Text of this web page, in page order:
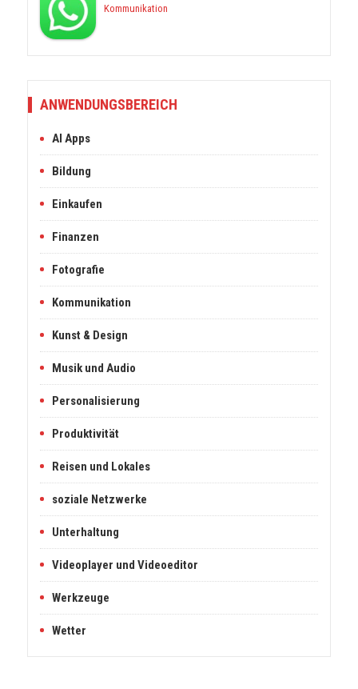
Kommunikation
ANWENDUNGSBEREICH
AI Apps
Bildung
Einkaufen
Finanzen
Fotografie
Kommunikation
Kunst & Design
Musik und Audio
Personalisierung
Produktivität
Reisen und Lokales
soziale Netzwerke
Unterhaltung
Videoplayer und Videoeditor
Werkzeuge
Wetter